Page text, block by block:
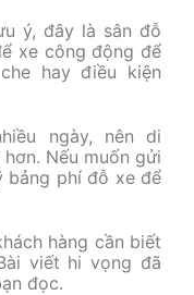
ý, đây là sân đỗ
xe công động để
hay điều kiện
ngày, nên di
Nếu muốn gửi
bảng phí đỗ xe để
hàng cần biết
viết hi vọng đã
đọc.